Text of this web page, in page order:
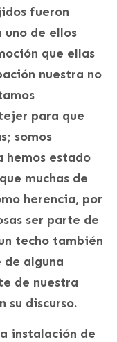
fueron
uno de ellos
que ellas
nuestra no
para que
somos
estado
muchas de
herencia, por
ser parte de
techo también
alguna
de nuestra
su discurso.
instalación de